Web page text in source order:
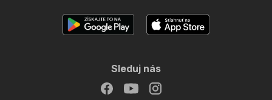
Sleduj nás